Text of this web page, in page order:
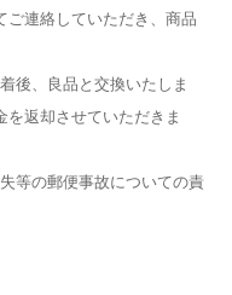
ご連絡していただき、商品
後、良品と交換いたしま
返却させていただきま
等の郵便事故についての責